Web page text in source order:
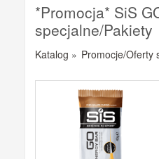
*Promocja* SiS
specjalne/Pakiety
Katalog » Promocje/Oferty